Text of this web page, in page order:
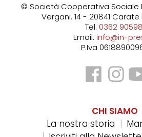
© Società Cooperativa Sociale
Vergani. 14 - 20841 Carate
Tel. 0362
Email: info@in-
P.Iva
CHI SIAMO
La nostra storia